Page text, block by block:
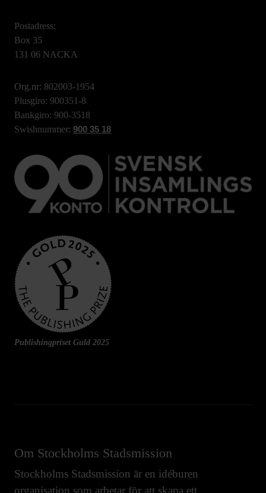
Postadress:
Box 35
131 06 NACKA
Org.nr: 802003-1954
Plusgiro: 900351-8
Bankgiro: 900-3518
Swishnummer: 900 35 18
Publishingpriset Guld 2025
Om Stockholms Stadsmission
Stockholms Stadsmission är en idéburen
organisation som arbetar för att skapa ett